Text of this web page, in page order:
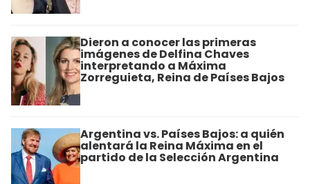
Dieron a conocer las primeras
imágenes de Delfina Chaves
interpretando a Máxima
Zorreguieta, Reina de Países Bajos
Argentina vs. Países Bajos: a quién
alentará la Reina Máxima en el
partido de la Selección Argentina